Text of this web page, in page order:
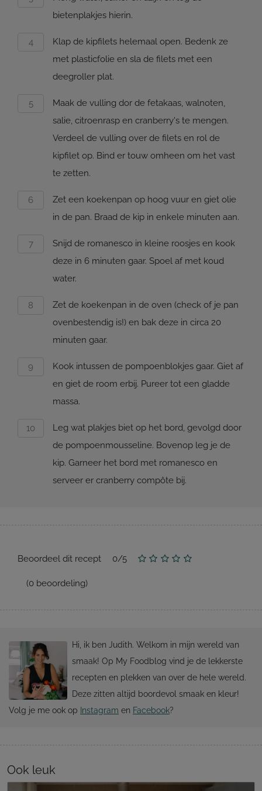
bietenplakjes hierin.
Klap de kipfilets helemaal open. Bedenk ze
met plasticfolie en sla de filets met een
deegroller plat.
Maak de vulling dor de fetakaas, walnoten,
salie, citroenrasp en cranberry's te mengen.
Verdeel de vulling over de filets en rol de
kipfilet op. Bind er touw omheen om het vast
te zetten.
Zet een koekenpan op hoog vuur en giet olie
in de pan. Braad de kip in enkele minuten aan.
Snijd de romanesco in kleine roosjes en kook
deze in 6 minuten gaar. Spoel af met koud
water.
Zet de koekenpan in de oven (check of je pan
ovenbestendig is!) en bak deze in circa 20
minuten gaar.
Kook intussen de pompoenblokjes gaar. Giet af
en giet de room erbij. Pureer tot een gladde
massa.
Leg wat plakjes biet op het bord, gevolgd door
de pompoenmousseline. Bovenop leg je de
kip. Garneer het bord met romanesco en
serveer er cranberry compôte bij.
Beoordeel dit recept 0/5
(0 beoordeling)
Hi, ik ben Judith. Welkom in mijn wereld van
smaak! Op My Foodblog vind je de lekkerste
recepten en plekken van over de hele wereld.
Deze zitten altijd boordevol smaak en kleur!
Volg je me ook op Instagram en Facebook?
Ook leuk